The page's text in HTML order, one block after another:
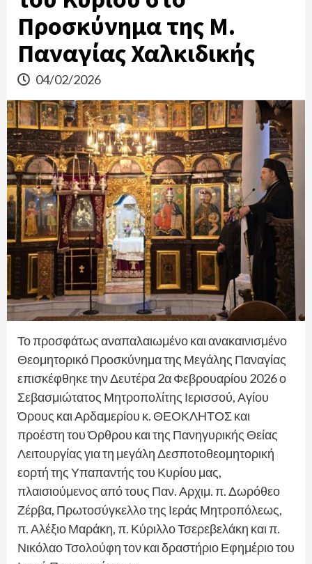
Προσκύνημα της Μ.
Παναγίας Χαλκιδικής
04/02/2026
Το προσφάτως αναπαλαιωμένο και ανακαινισμένο
Θεομητορικό Προσκύνημα της Μεγάλης Παναγίας
επισκέφθηκε την Δευτέρα 2α Φεβρουαρίου 2026 ο
Σεβασμιώτατος Μητροπολίτης Ιερισσού, Αγίου
Όρους και Αρδαμερίου κ. ΘΕΟΚΛΗΤΟΣ και
προέστη του Όρθρου και της Πανηγυρικής Θείας
Λειτουργίας για τη μεγάλη Δεσποτοθεομητορική
εορτή της Υπαπαντής του Κυρίου μας,
πλαισιούμενος από τους Παν. Αρχιμ. π. Δωρόθεο
Ζέρβα, Πρωτοσύγκελλο της Ιεράς Μητροπόλεως,
π. Αλέξιο Μαράκη, π. Κύριλλο Τσερεβελάκη και π.
Νικόλαο Τσολούφη τον και δραστήριο Εφημέριο του